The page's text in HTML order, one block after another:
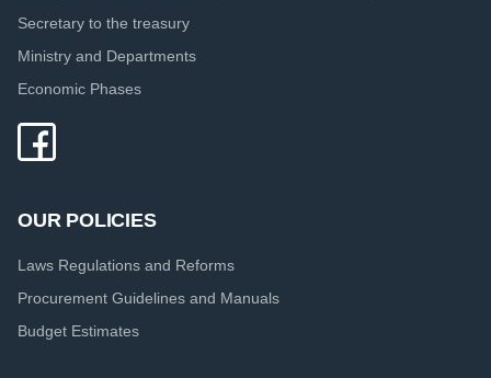
Secretary to the treasury
Ministry and Departments
Economic Phases
OUR POLICIES
Laws Regulations and Reforms
Procurement Guidelines and Manuals
Budget Estimates